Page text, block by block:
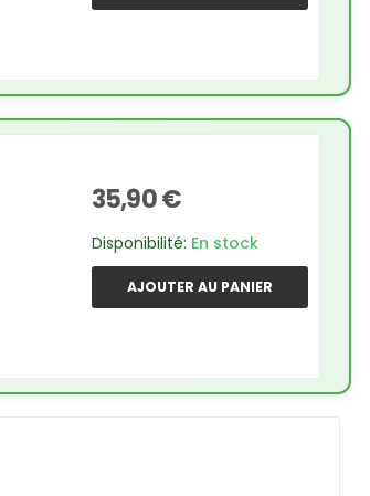
35,90 €
Disponibilité: En stock
AJOUTER AU PANIER